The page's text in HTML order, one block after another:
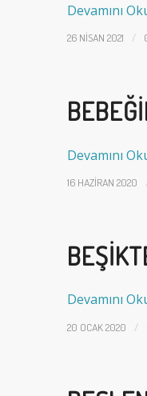
Devamını
26 NISAN 2021 /
Devamını
16 HAZIRAN 2020
Devamını
20 OCAK 2020 /